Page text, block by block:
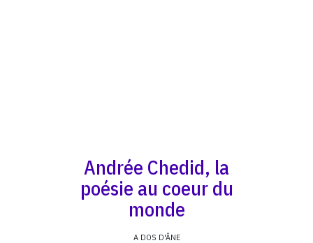
Andrée Chedid, la
poésie au coeur du
monde
A DOS D'ÂNE